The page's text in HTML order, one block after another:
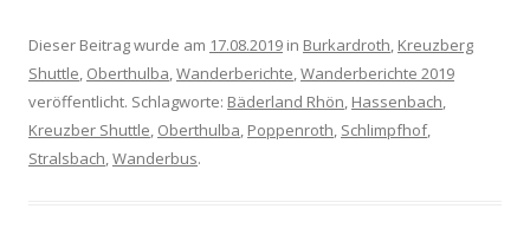
Dieser Beitrag wurde am 17.08.2019 in Burkardroth, Kreuzberg
Shuttle, Oberthulba,Wanderberichte,Wanderberichte 2019
veröffentlicht. Schlagworte: Bäderland Rhön, Hassenbach,
Kreuzber Shuttle, Oberthulba, Poppenroth, Schlimpfhof,
Stralsbach,Wanderbus.